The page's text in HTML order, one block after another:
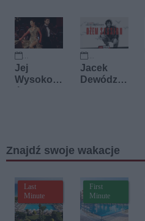
13 września 2026
Jej
Wysokoś
16 września 2026
Jacek
Dewódzki
Znajdź swoje wakacje
Last
Minute
First
Minute